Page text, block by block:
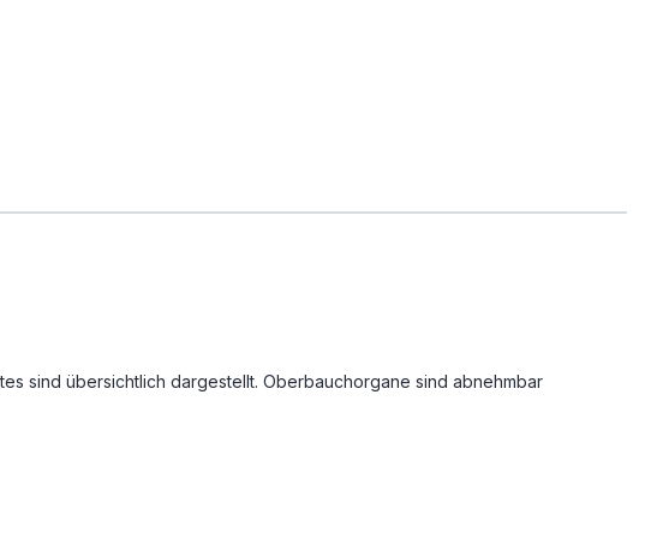
sind übersichtlich dargestellt. Oberbauchorgane sind abnehmbar